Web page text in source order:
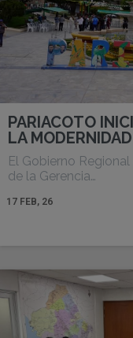
PARIACOTO
LA MODERNIDAD
17 FEB, 26
El Gobierno Regional
de la Gerencia…